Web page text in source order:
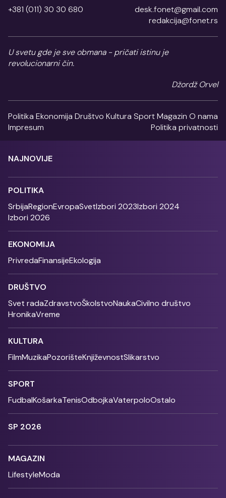
+381 (011) 30 30 680
desk.fonet@gmail.com
redakcija@fonet.rs
U svetu gde je sve obmana - pričati istinu je
revolucionarni čin.
Džordž Orvel
Politika Ekonomija Društvo Kultura SportMagazin O nama
Impresum
Politika privatnosti
NAJNOVIJE
POLITIKA
SrbijaRegionEvropaSvetIzbori 2023Izbori 2024
Izbori 2026
EKONOMIJA
PrivredaFinansijeEkologija
DRUŠTVO
Svet radaZdravstvoŠkolstvoNaukaCivilno društvo
HronikaVreme
KULTURA
FilmMuzikaPozorišteKnjiževnostSlikarstvo
SPORT
FudbalKošarkaTenisOdbojkaVaterpoloOstalo
SP 2026
MAGAZIN
LifestyleModa